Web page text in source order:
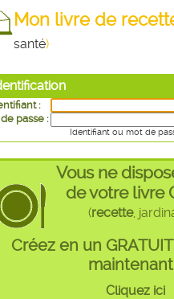
Mon livre de
santé)
:
passe :
Identifiant ou mot de
Vous ne
de votre livre
(recette,
Créez en un
Cliquez ici